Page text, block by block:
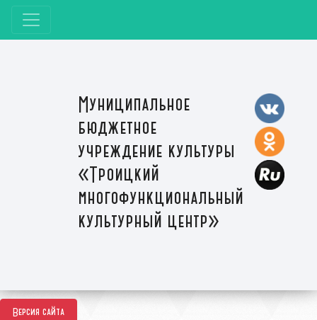
Версия сайта
Муниципальное
бюджетное
учреждение культуры
«Троицкий
многофункциональный
культурный центр»